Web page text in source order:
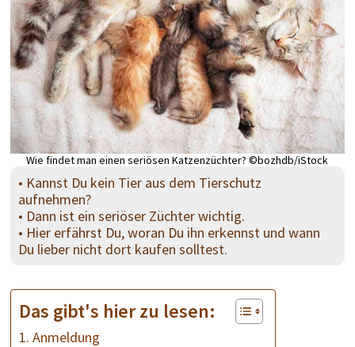
Wie findet man einen seriösen Katzenzüchter? ©bozhdb/iStock
• Kannst Du kein Tier aus dem Tierschutz
aufnehmen?
• Dann ist ein seriöser Züchter wichtig.
• Hier erfährst Du, woran Du ihn erkennst und wann
Du lieber nicht dort kaufen solltest.
Das gibt's hier zu lesen:
1. Anmeldung